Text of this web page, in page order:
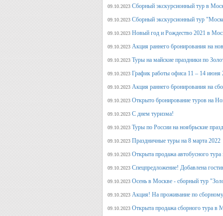
09.10.2023 Сборный экскурсионный тур в
09.10.2023 Сборный экскурсионный тур
09.10.2023 Новый год и Рождество 2021 в
09.10.2023 Акция раннего бронирования на
09.10.2023 Туры на майские праздники по
09.10.2023 График работы офиса 11 – 14 июня
09.10.2023 Акция раннего бронирования на
09.10.2023 Открыто бронирование туров на
09.10.2023 С днем туризма!
09.10.2023 Туры по России на ноябрьские
09.10.2023 Праздничные туры на 8 марта 2022
09.10.2023 Открыта продажа автобусного
09.10.2023 Спецпредложение! Добавлена
09.10.2023 Осень в Москве - сборный тур
09.10.2023 Акция! На проживание по
09.10.2023 Открыта продажа сборного тура в